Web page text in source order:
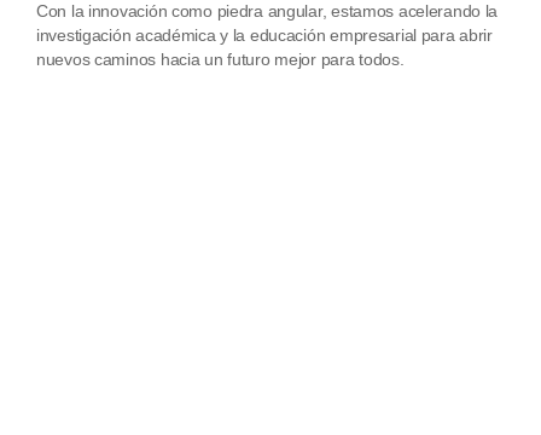
Con la innovación como piedra angular, estamos acelerando la
investigación académica y la educación empresarial para abrir
nuevos caminos hacia un futuro mejor para todos.